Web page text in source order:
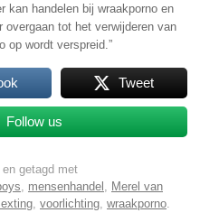
kan handelen bij wraakporno en
tot het verwijderen van
op wordt verspreid.”
Tweet
Follow us
en getagd met
, mensenhandel , Merel van
, voorlichting, wraakporno.